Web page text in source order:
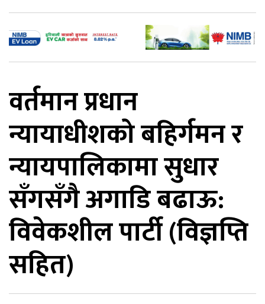
वर्तमान प्रधान
न्यायाधीशको बहिर्गमन र
न्यायपालिकामा सुधार
सँगसँगै अगाडि बढाऊ:
विवेकशील पार्टी (विज्ञप्ति
सहित)